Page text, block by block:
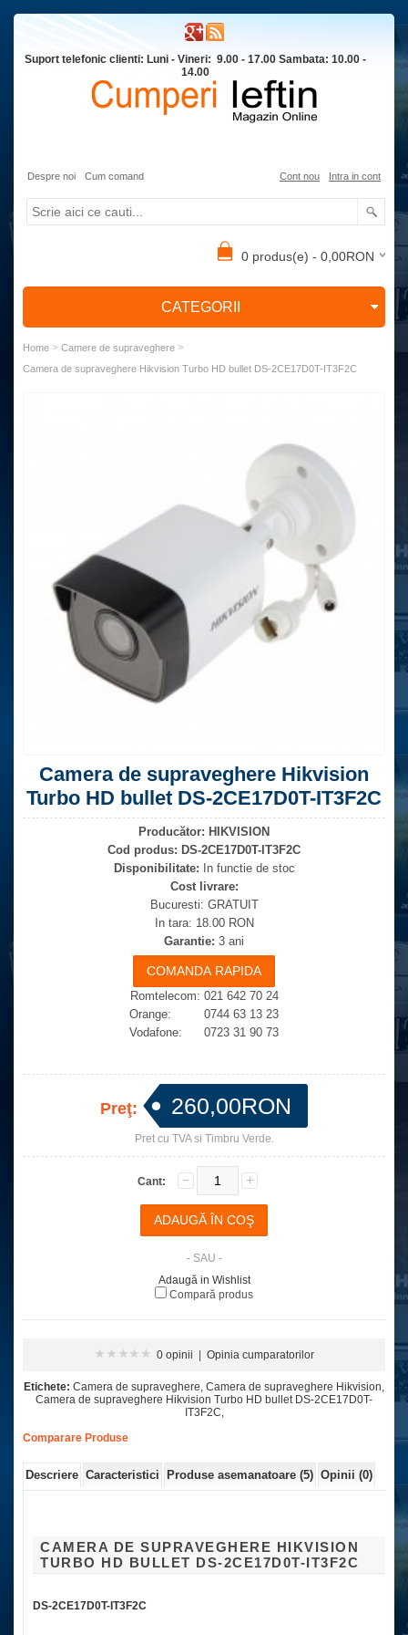
Suport telefonic clienti: Luni - Vineri: 9.00 - 17.00 Sambata: 10.00 -
14.00
Despre noi Cum comand Cont nou Intra in cont
0 produs(e) - 0,00RON
CATEGORII
Home > Camere de supraveghere >
Camera de supraveghere Hikvision Turbo HD bullet DS-2CE17D0T-IT3F2C
Camera de supraveghere Hikvision
Turbo HD bullet DS-2CE17D0T-IT3F2C
Producător: HIKVISION
Cod produs: DS-2CE17D0T-IT3F2C
Disponibilitate: In functie de stoc
Cost livrare:
Bucuresti: GRATUIT
In tara: 18.00 RON
Garantie: 3 ani
Romtelecom: 021 642 70 24
Orange: 0744 63 13 23
Vodafone: 0723 31 90 73
Preţ: 260,00RON
Pret cu TVA si Timbru Verde.
Cant:
- SAU -
Adaugă in Wishlist
Compară produs
0 opinii Opinia cumparatorilor
Etichete: Camera de supraveghere, Camera de supraveghere Hikvision,
Camera de supraveghere Hikvision Turbo HD bullet DS-2CE17D0T-
IT3F2C,
Comparare Produse
Descriere Caracteristici Produse asemanatoare (5) Opinii (0)
CAMERA DE SUPRAVEGHERE HIKVISION
TURBO HD BULLET DS-2CE17D0T-IT3F2C
DS-2CE17D0T-IT3F2C